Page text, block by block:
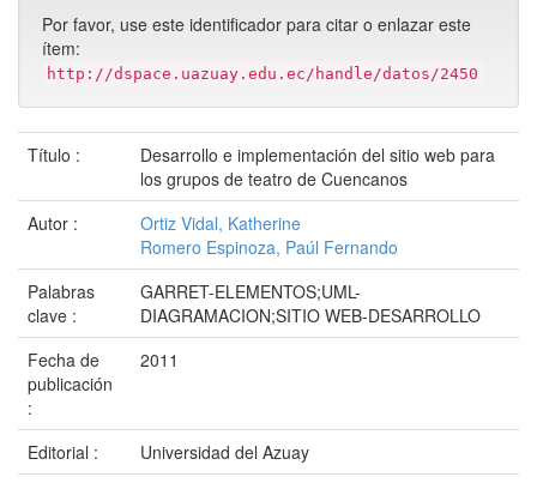
Por favor, use este identificador para citar o enlazar este
ítem:
http://dspace.uazuay.edu.ec/handle/datos/2450
Título :
Desarrollo e implementación del sitio web para
los grupos de teatro de Cuencanos
Autor :
Ortiz Vidal, Katherine
Romero Espinoza, Paúl Fernando
Palabras
clave :
GARRET-ELEMENTOS;UML-
DIAGRAMACION;SITIO WEB-DESARROLLO
Fecha de
publicación
:
2011
Editorial :
Universidad del Azuay